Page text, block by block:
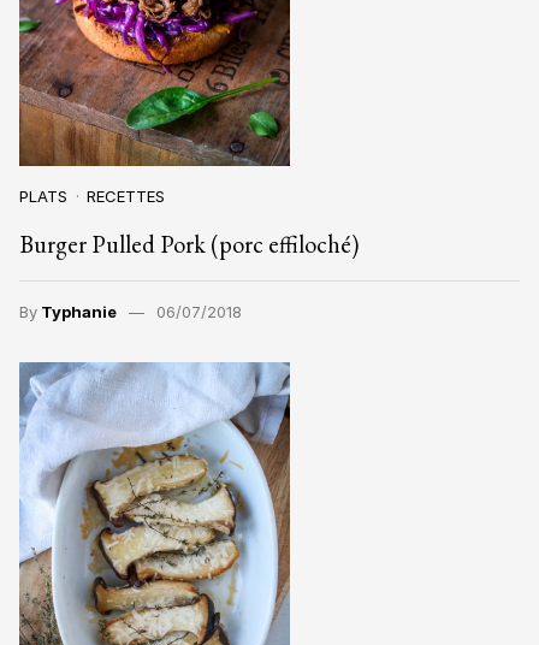
PLATS RECETTES
Burger Pulled Pork (porc effiloché)
By Typhanie 06/07/2018